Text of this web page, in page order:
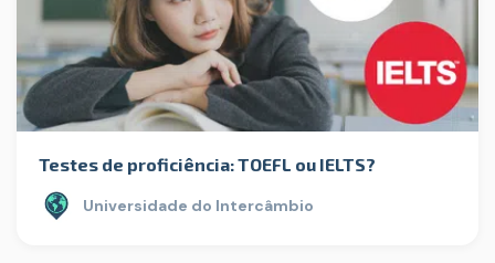
Testes de proficiência: TOEFL ou IELTS?
Universidade do Intercâmbio